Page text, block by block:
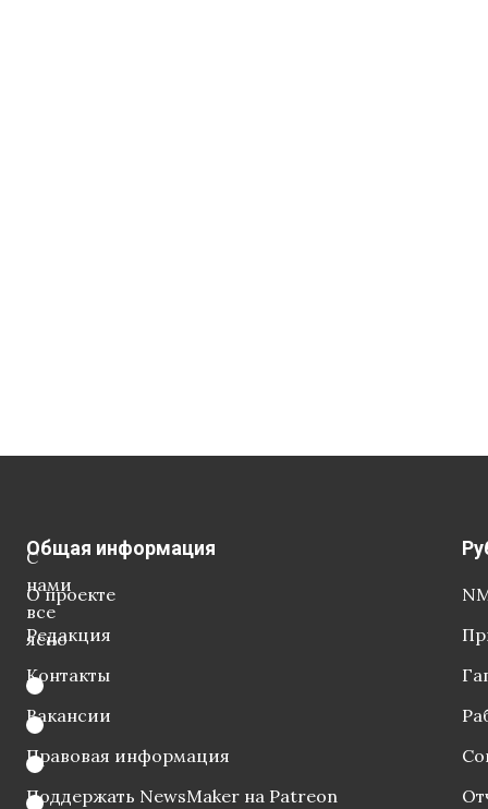
С
нами
все
ясно
Общая информация
О проекте
Редакция
Контакты
Вакансии
Правовая информация
Поддержать NewsMaker на Patreon